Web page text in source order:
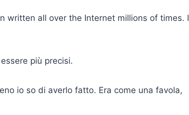
written all over the Internet millions of times. I
più precisi.
io so di averlo fatto. Era come una favola,